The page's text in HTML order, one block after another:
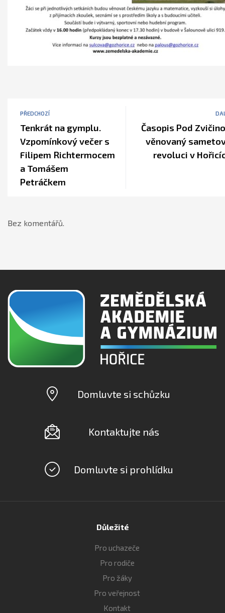
PŘEDCHOZÍ
Tenkrát na gymplu.
Vzpomínkový večer s
Filipem Richtermocem
a Tomášem
Petráčkem
Časopis Pod
věnovaný
revoluci v
Bez komentářů.
Domluvte si schůzku
Kontaktujte nás
Domluvte si prohlídku
Důležité
Pro uchazeče
Pro rodiče
Pro žáky
Pro veřejnost
Kontakt